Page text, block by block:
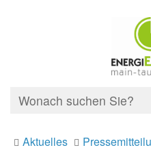
Aktuelles